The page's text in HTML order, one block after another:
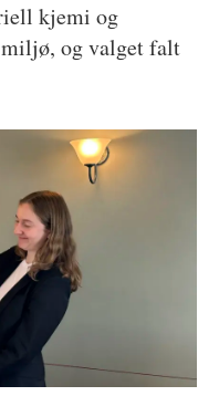
kjemi og
og valget falt